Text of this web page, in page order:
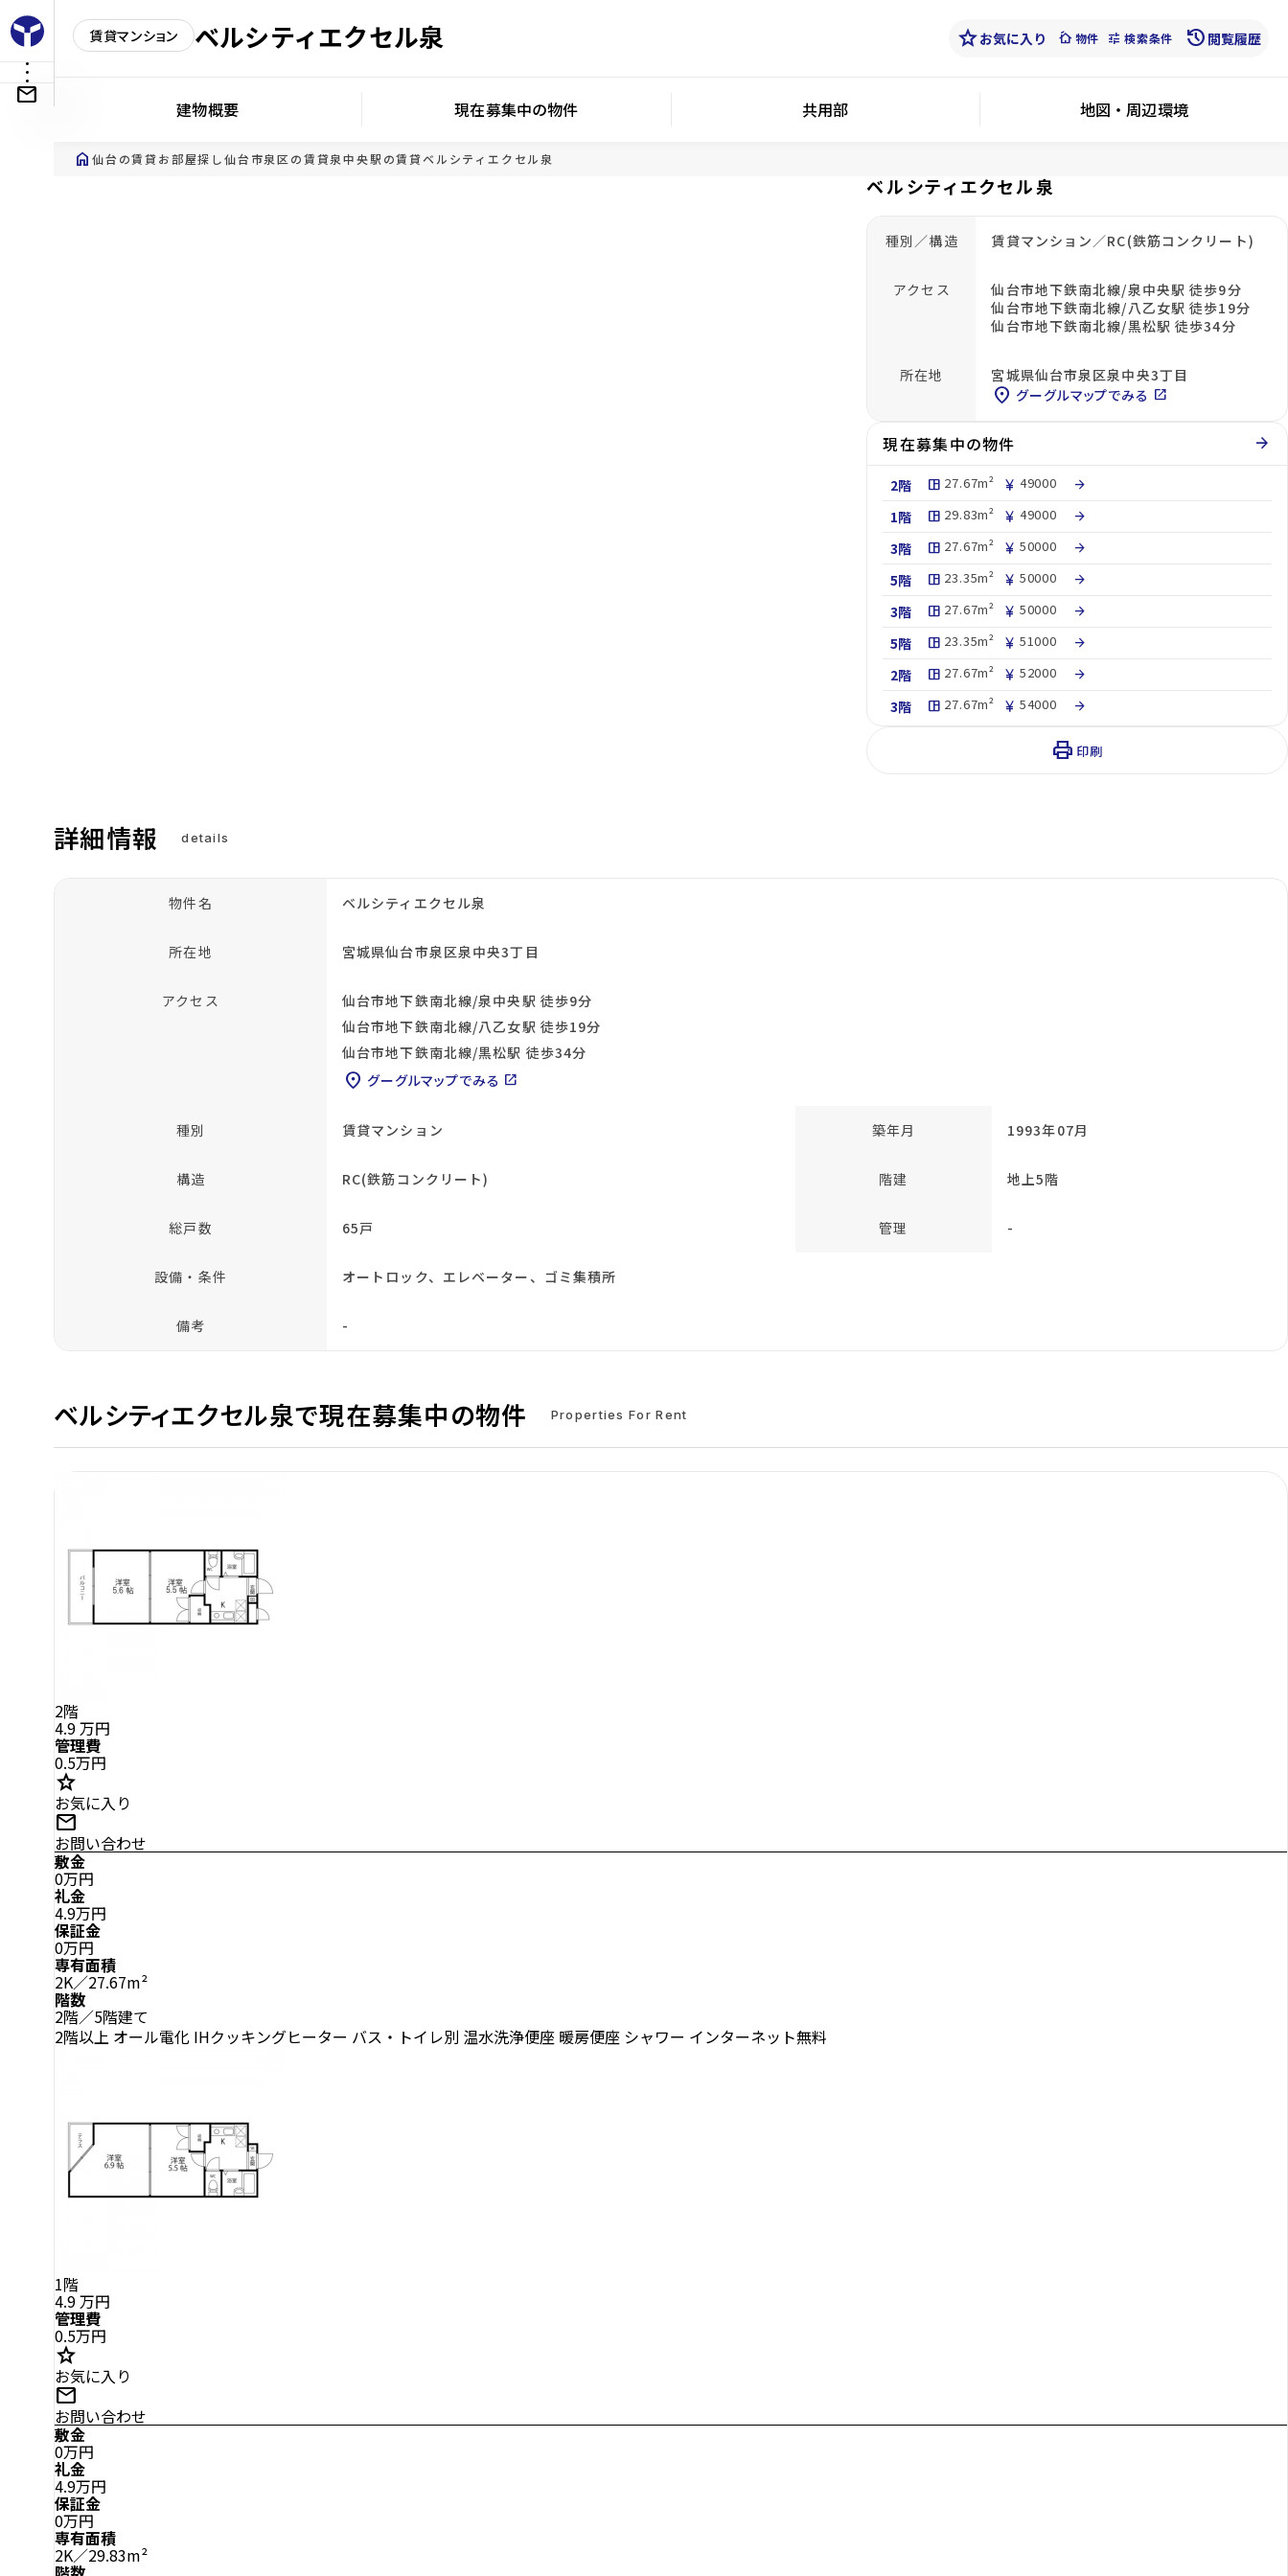
賃貸マンション ベルシティエクセル泉 starお気に入り cottage物件 tune 検索条件 history 閲覧履歴
建物概要 現在募集中の物件 共用部 地図・周辺環境
home 仙台の賃貸お部屋探し仙台市泉区の賃貸泉中央駅の賃貸ベルシティエクセル泉
ベルシティエクセル泉
種別／構造 賃貸マンション／RC(鉄筋コンクリート)
アクセス
仙台市地下鉄南北線/泉中央駅 徒歩9分
仙台市地下鉄南北線/八乙女駅 徒歩19分
仙台市地下鉄南北線/黒松駅 徒歩34分
所在地 宮城県仙台市泉区泉中央3丁目
location_on グーグルマップでみる open_in_new
現在募集中の物件 arrow_forward
2階 space_dashboard 27.67m² currency_yen 49000
arrow_forward
1階
space_dashboard 29.83m² currency_yen 49000
arrow_forward
3階
space_dashboard 27.67m² currency_yen 50000
arrow_forward
5階
space_dashboard 23.35m² currency_yen 50000
arrow_forward
3階
space_dashboard 27.67m² currency_yen 50000
arrow_forward
5階
space_dashboard 23.35m² currency_yen 51000
arrow_forward
2階
space_dashboard 27.67m² currency_yen 52000
arrow_forward
3階
space_dashboard 27.67m² currency_yen 54000 arrow_forward
print 印刷
詳細情報 details
物件名 ベルシティエクセル泉
所在地 宮城県仙台市泉区泉中央3丁目
アクセス
仙台市地下鉄南北線/泉中央駅 徒歩9分
仙台市地下鉄南北線/八乙女駅 徒歩19分
仙台市地下鉄南北線/黒松駅 徒歩34分
location_on グーグルマップでみる open_in_new
種別 賃貸マンション 築年月 1993年07月
構造 RC(鉄筋コンクリート) 階建 地上5階
総戸数 65戸 管理 -
設備・条件 オートロック、エレベーター、ゴミ集積所
備考 -
ベルシティエクセル泉で現在募集中の物件 Properties For Rent
2階
4.9万円
管理費
0.5万円
star
お気に入り
mail
お問い合わせ
敷金
0万円
礼金
4.9万円
保証金
0万円
専有面積
2K／27.67m²
階数
2階／5階建て
2階以上 オール電化 IHクッキングヒーター バス・トイレ別 温水洗浄便座 暖房便座 シャワー インターネット無料
1階
4.9万円
管理費
0.5万円
star
お気に入り
mail
お問い合わせ
敷金
0万円
礼金
4.9万円
保証金
0万円
専有面積
2K／29.83m²